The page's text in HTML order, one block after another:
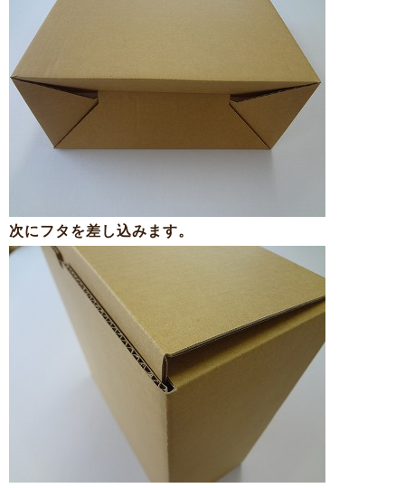
次にフタを差し込みます。